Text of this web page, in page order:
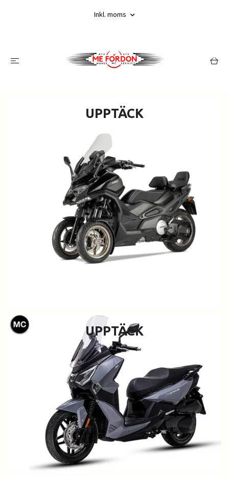
Inkl. moms
UPPTÄCK
UPPTÄCK